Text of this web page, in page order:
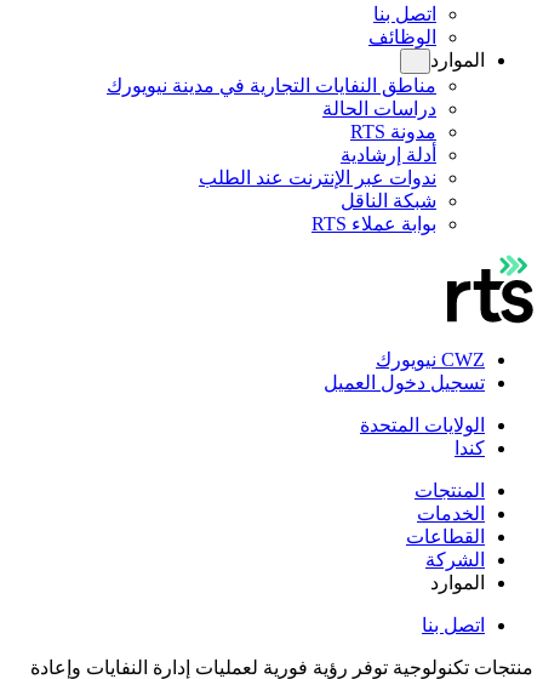
اتصل بنا
الوظائف
الموارد
مناطق النفايات التجارية في مدينة نيويورك
دراسات الحالة
مدونة RTS
أدلة إرشادية
ندوات عبر الإنترنت عند الطلب
شبكة الناقل
بوابة عملاء RTS
CWZ نيويورك
تسجيل دخول العميل
الولايات المتحدة
كندا
المنتجات
الخدمات
القطاعات
الشركة
الموارد
اتصل بنا
منتجات تكنولوجية توفر رؤية فورية لعمليات إدارة النفايات وإعادة